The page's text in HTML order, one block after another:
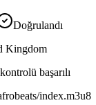
Doğrulandı
Kingdom
başarılı
index.m3u8